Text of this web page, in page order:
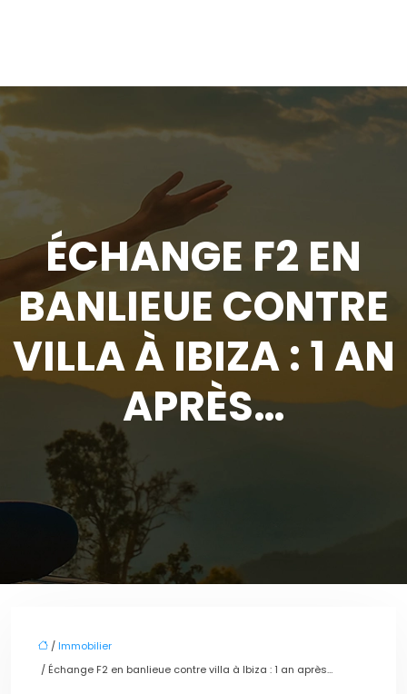
ÉCHANGE F2 EN
BANLIEUE CONTRE
VILLA À IBIZA : 1 AN
APRÈS…
/ Immobilier
/ Échange F2 en banlieue contre villa à Ibiza : 1 an après…